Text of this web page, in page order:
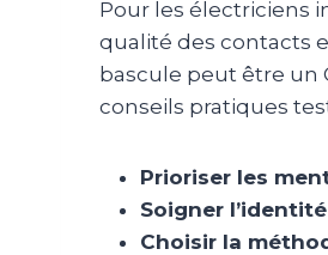
Pour les électriciens
qualité des contacts
bascule peut être un
conseils pratiques
Prioriser les
Soigner
Choisir la